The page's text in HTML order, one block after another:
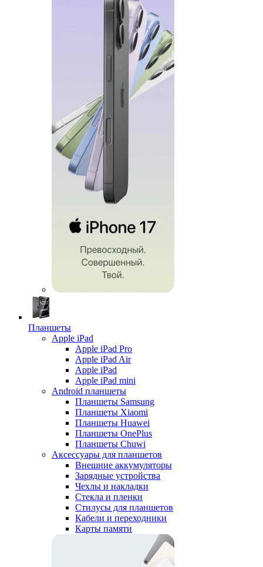
Планшеты
Apple iPad
Apple iPad Pro
Apple iPad Air
Apple iPad
Apple iPad mini
Android планшеты
Планшеты Samsung
Планшеты Xiaomi
Планшеты Huawei
Планшеты OnePlus
Планшеты Chuwi
Аксессуары для планшетов
Внешние аккумуляторы
Зарядные устройства
Чехлы и накладки
Стекла и пленки
Стилусы для планшетов
Кабели и переходники
Карты памяти